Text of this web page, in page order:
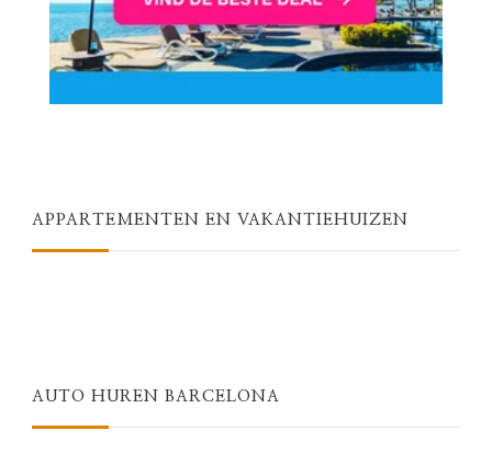
APPARTEMENTEN EN VAKANTIEHUIZEN
AUTO HUREN BARCELONA